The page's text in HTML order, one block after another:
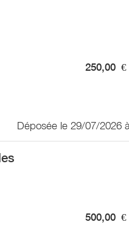
250,00 €
Déposée le 29/07/2026
500,00 €